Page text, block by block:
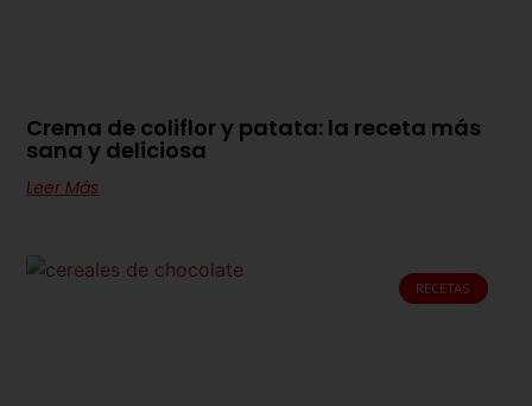
Crema de coliflor y patata: la receta más
sana y deliciosa
Leer Más
RECETAS